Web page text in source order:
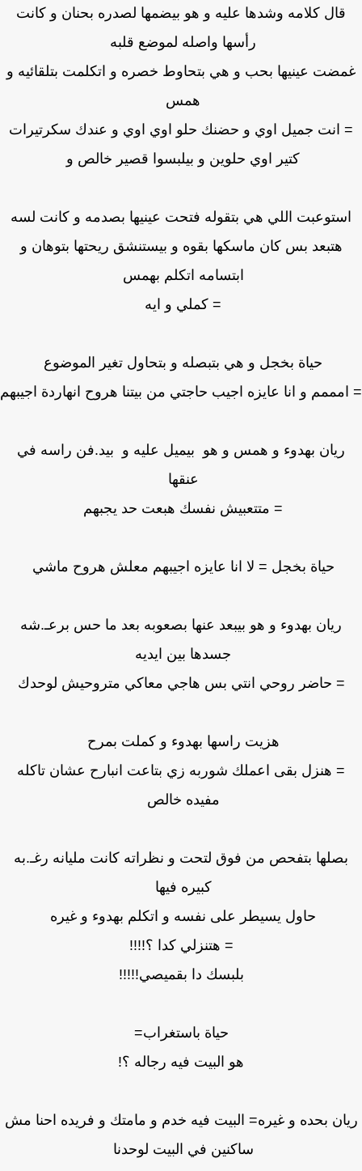
قال كلامه وشدها عليه و هو بيضمها لصدره بحنان و كانت
رأسها واصله لموضع قلبه
عينيها بحب و هي بتحاوط خصره و اتكلمت بتلقائيه و
همس
انت جميل اوي و حضنك حلو اوي اوي و عندك سكرتيرات
كتير اوي حلوين و بيلبسوا قصير خالص و
اللي هي بتقوله فتحت عينيها بصدمه و كانت لسه
هتبعد بس كان ماسكها بقوه و بيستنشق ريحتها بتوهان و
ابتسامه اتكلم بهمس
= كملي و ايه
حياة بخجل و هي بتبصله و بتحاول تغير الموضوع
و انا عايزه اجيب حاجتي من بيتنا هروح انهاردة اجيبهم
ريان بهدوء و همس و هو بيميل عليه و بيد.فن راسه في
عنقها
= متتعبيش نفسك هبعت حد يجبهم
حياة بخجل = لا انا عايزه اجيبهم معلش هروح ماشي
ريان بهدوء و هو بيبعد عنها بصعوبه بعد ما حس برعـ.شه
جسدها بين ايديه
= حاضر روحي انتي بس هاجي معاكي متروحيش لوحدك
هزيت راسها بهدوء و كملت بمرح
= هنزل بقى اعملك شوربه زي بتاعت انبارح عشان تاكله
مفيده خالص
بصلها بتفحص من فوق لتحت و نظراته كانت مليانه رغـ.به
كبيره فيها
حاول يسيطر على نفسه و اتكلم بهدوء و غيره
= هتنزلي كدا ؟!!!!
بلبسك دا بقميصي!!!!!
حياة باستغراب=
هو البيت فيه رجاله ؟!
بحده و غيره= البيت فيه خدم و مامتك و فريده احنا مش
ساكنين في البيت لوحدنا